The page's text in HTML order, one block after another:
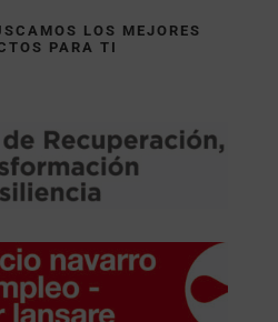
LOS MEJORES
PARA TI